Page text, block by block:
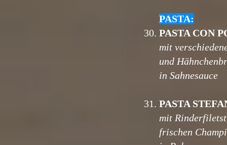
30.
31.
PASTA:
PASTA CON
mit
und
in Sahnesauce
PASTA
mit
frischen